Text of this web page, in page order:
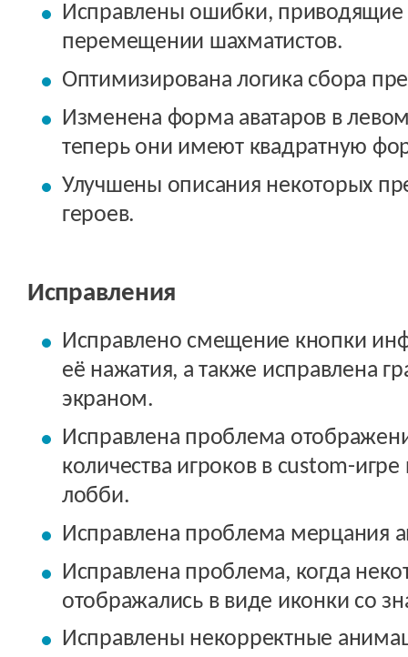
Исправлены ошибки,
перемещении шахматистов.
Оптимизирована логика сбора
Изменена форма аватаров в
теперь они имеют квадратную
Улучшены описания некоторых
героев.
Исправления
Исправлено смещение кнопки
её нажатия, а также исправлена
экраном.
Исправлена проблема
количества игроков в custom-
лобби.
Исправлена проблема мерцания
Исправлена проблема, когда
отображались в виде иконки со
Исправлены некорректные